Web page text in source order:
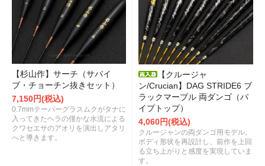
【杉山作】サーチ（サバイ
ブ・チョーチン抜きセット）
7,150円(税込)
0.7mmテーパーグラスムクがタナに
入ってきたヘラの僅かな水流による
クワセエサのアオリを演出しアタリ
へと導きます。
【クルージャ
ン/Crucian】DAG STRIDE6 ブ
ラックマーブル 両ダンゴ（パ
イプトップ）
4,060円(税込)
クルージャンの両ダンゴ用モデル。
ボディ形状を再設計し、前作を上回
る立ち上がりと感度を実現していま
す。